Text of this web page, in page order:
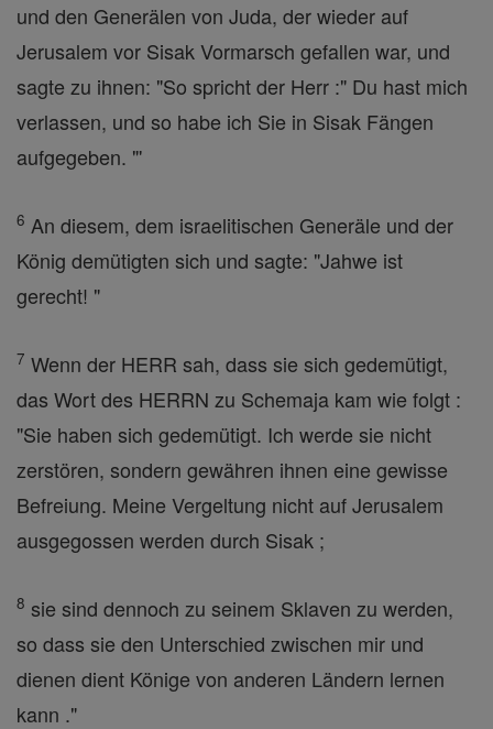
und den Generälen von Juda, der wieder auf
Jerusalem vor Sisak Vormarsch gefallen war, und
sagte zu ihnen: "So spricht der Herr :" Du hast mich
verlassen, und so habe ich Sie in Sisak Fängen
aufgegeben. "'
6 An diesem, dem israelitischen Generäle und der
König demütigten sich und sagte: "Jahwe ist
gerecht! "
7 Wenn der HERR sah, dass sie sich gedemütigt,
das Wort des HERRN zu Schemaja kam wie folgt :
"Sie haben sich gedemütigt. Ich werde sie nicht
zerstören, sondern gewähren ihnen eine gewisse
Befreiung. Meine Vergeltung nicht auf Jerusalem
ausgegossen werden durch Sisak ;
8 sie sind dennoch zu seinem Sklaven zu werden,
so dass sie den Unterschied zwischen mir und
dienen dient Könige von anderen Ländern lernen
kann ."